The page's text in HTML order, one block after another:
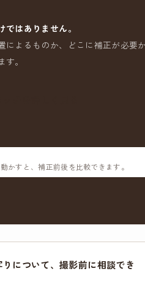
はありません。
によるものか、どこに補正が必要
。
かすと、補正前後を比較できます。
について、撮影前に相談でき